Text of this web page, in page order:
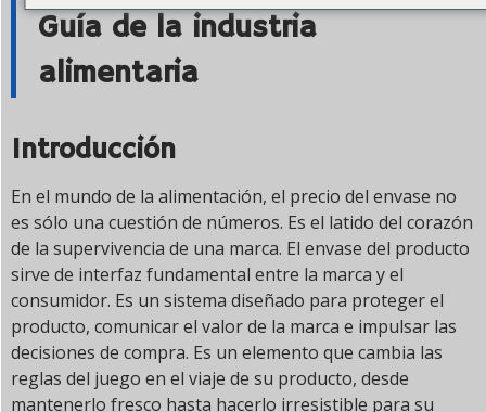
Guía de la industria
alimentaria
Introducción
En el mundo de la alimentación, el precio del envase no
es sólo una cuestión de números. Es el latido del corazón
de la supervivencia de una marca. El envase del producto
sirve de interfaz fundamental entre la marca y el
consumidor. Es un sistema diseñado para proteger el
producto, comunicar el valor de la marca e impulsar las
decisiones de compra. Es un elemento que cambia las
reglas del juego en el viaje de su producto, desde
mantenerlo fresco hasta hacerlo irresistible para su